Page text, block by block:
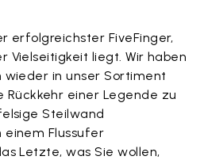
erfolgreichster FiveFinger,
Vielseitigkeit liegt. Wir haben
wieder in unser Sortiment
einer Legende zu
Steilwand
Flussufer
Letzte, was Sie wollen,